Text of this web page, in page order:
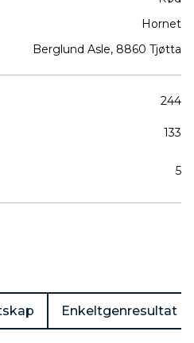
Hornet
Berglund Asle, 8860 Tjøtta
244
133
5
Enkeltgenresultat